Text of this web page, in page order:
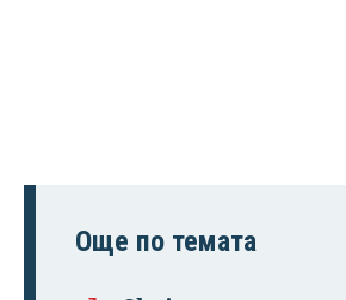
Още по темата